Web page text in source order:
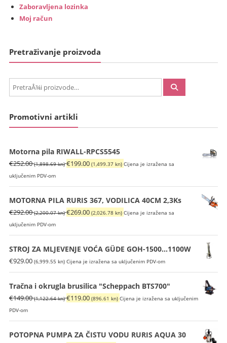
Zaboravljena lozinka
Moj račun
Pretraživanje proizvoda
PretraÅ¾i:
Promotivni artikli
Motorna pila RIWALL-RPCS5545
€252.00 (1,898.69 kn)Izvorna
bila
je:
€252.00
kn).
€199.00 (1,499.37 kn) Trenutna
je:
€199.00
(1,499.37
Cijena je izražena sa
uključenim PDV-om
MOTORNA PILA RURIS 367, VODILICA 40CM 2,3Ks
€292.00 (2,200.07 kn)Izvorna
bila
je:
€292.00
(2,200.07
kn).
€269.00 (2,026.78 kn) Trenutna
je:
€269.00
(2,026.78
kn).
Cijena je izražena sa
uključenim PDV-om
STROJ ZA MLJEVENJE VOĆA GÜDE GOH-1500...1100W
€929.00 (6,999.55 kn) Cijena je izražena sa uključenim PDV-om
Tračna i okrugla brusilica "Scheppach BTS700"
€149.00 (1,122.64 kn)Izvorna
bila
je:
€119.00 (896.61 kn) Trenutna
je:
€119.00
Cijena je izražena sa uključenim
PDV-om
POTOPNA PUMPA ZA ČISTU VODU RURIS AQUA 30